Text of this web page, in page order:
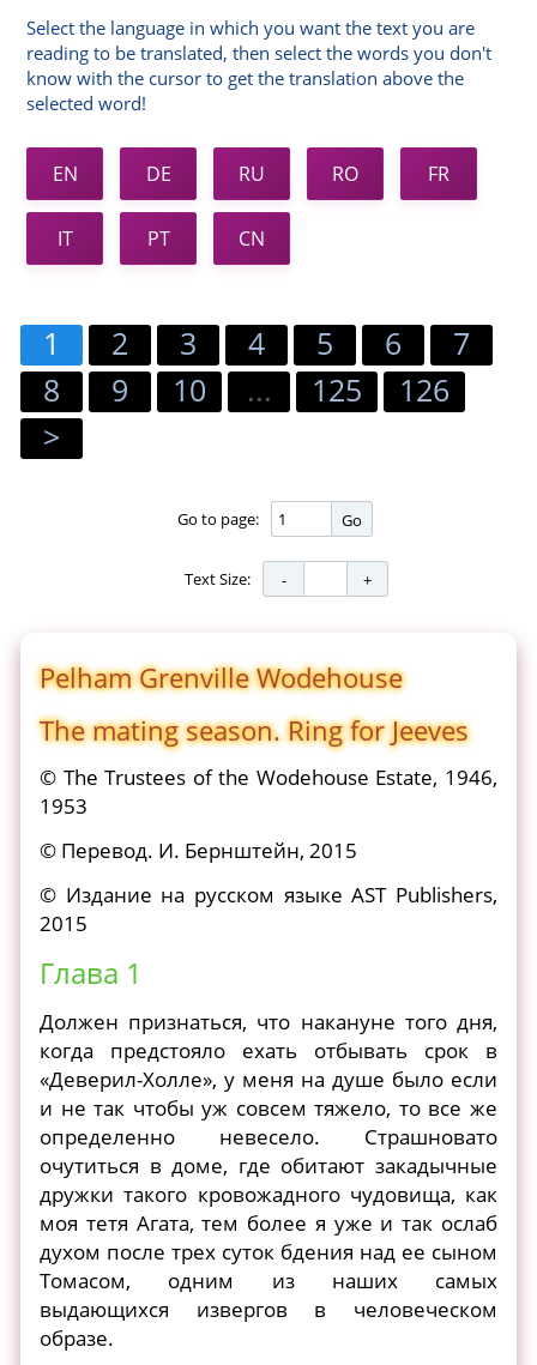
Select the language in which you want the text you are
reading to be translated, then select the words you don't
know with the cursor to get the translation above the
selected word!
EN DE RU RO FR
IT PT CN
1 2 3 4 5 6
7
8
9 10 ... 125
126
>
Go to page: Go
Text Size:
Pelham Grenville Wodehouse
The mating season. Ring for Jeeves
© The Trustees of the Wodehouse Estate, 1946,
1953
© Перевод. И. Бернштейн, 2015
© Издание на русском языке AST Publishers,
2015
Глава 1
Должен признаться, что накануне того дня,
когда предстояло ехать отбывать срок в
«Деверил-Холле», у меня на душе было если
и не так чтобы уж совсем тяжело, то все же
определенно невесело. Страшновато
очутиться в доме, где обитают закадычные
дружки такого кровожадного чудовища, как
моя тетя Агата, тем более я уже и так ослаб
духом после трех суток бдения над ее сыном
Томасом, одним из наших самых
выдающихся извергов в человеческом
образе.